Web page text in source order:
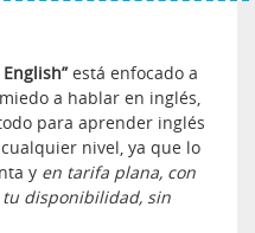
está enfocado a
a hablar en inglés,
para aprender inglés
nivel, ya que lo
y en tarifa plana, con
disponibilidad, sin